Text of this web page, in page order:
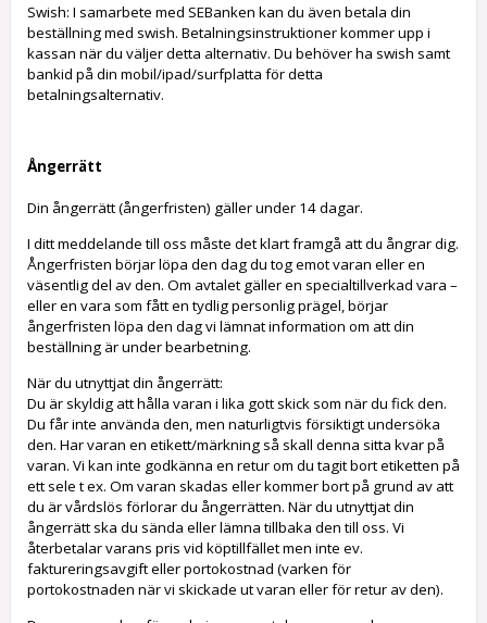
Swish: I samarbete med SEBanken kan du även betala din
beställning med swish. Betalningsinstruktioner kommer upp i
kassan när du väljer detta alternativ. Du behöver ha swish samt
bankid på din mobil/ipad/surfplatta för detta
betalningsalternativ.
Ångerrätt
Din ångerrätt (ångerfristen) gäller under 14 dagar.
I ditt meddelande till oss måste det klart framgå att du ångrar dig.
Ångerfristen börjar löpa den dag du tog emot varan eller en
väsentlig del av den. Om avtalet gäller en specialtillverkad vara –
eller en vara som fått en tydlig personlig prägel, börjar
ångerfristen löpa den dag vi lämnat information om att din
beställning är under bearbetning.
När du utnyttjat din ångerrätt:
Du är skyldig att hålla varan i lika gott skick som när du fick den.
Du får inte använda den, men naturligtvis försiktigt undersöka
den. Har varan en etikett/märkning så skall denna sitta kvar på
varan. Vi kan inte godkänna en retur om du tagit bort etiketten på
ett sele t ex. Om varan skadas eller kommer bort på grund av att
du är vårdslös förlorar du ångerrätten. När du utnyttjat din
ångerrätt ska du sända eller lämna tillbaka den till oss. Vi
återbetalar varans pris vid köptillfället men inte ev.
faktureringsavgift eller portokostnad (varken för
portokostnaden när vi skickade ut varan eller för retur av den).